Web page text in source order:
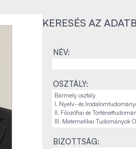
KERESÉS AZ
NÉV:
OSZTÁLY:
BIZOTTSÁG: